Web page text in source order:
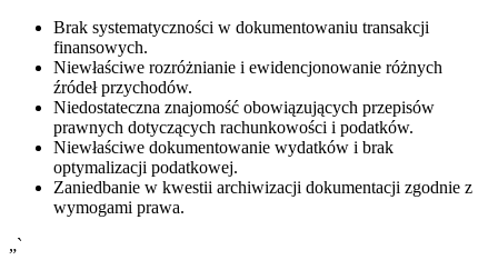
Brak systematyczności w dokumentowaniu transakcji
finansowych.
Niewłaściwe rozróżnianie i ewidencjonowanie różnych
źródeł przychodów.
Niedostateczna znajomość obowiązujących przepisów
prawnych dotyczących rachunkowości i podatków.
Niewłaściwe dokumentowanie wydatków i brak
optymalizacji podatkowej.
Zaniedbanie w kwestii archiwizacji dokumentacji zgodnie z
wymogami prawa.
„`